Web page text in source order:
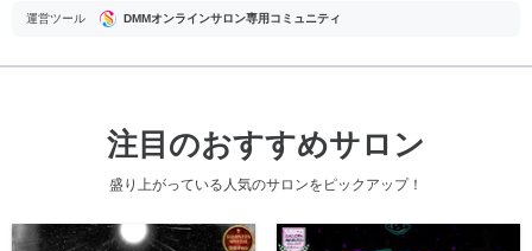
運営ツール DMMオンラインサロン専用コミュニティ
注目のおすすめサロン
盛り上がっている人気のサロンをピックアップ！